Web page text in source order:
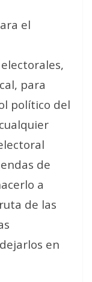
el
para
político del
de
a
de las
en